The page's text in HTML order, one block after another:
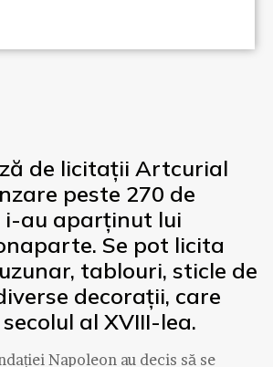
de licitații Artcurial
peste 270 de
i-au aparținut lui
Se pot licita
tablouri, sticle de
decorații, care
al XVIII-lea.
Napoleon au decis să se